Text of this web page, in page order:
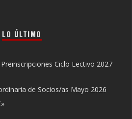
LO ÚLTIMO
Ciclo Lectivo 2027
de Socios/as Mayo 2026